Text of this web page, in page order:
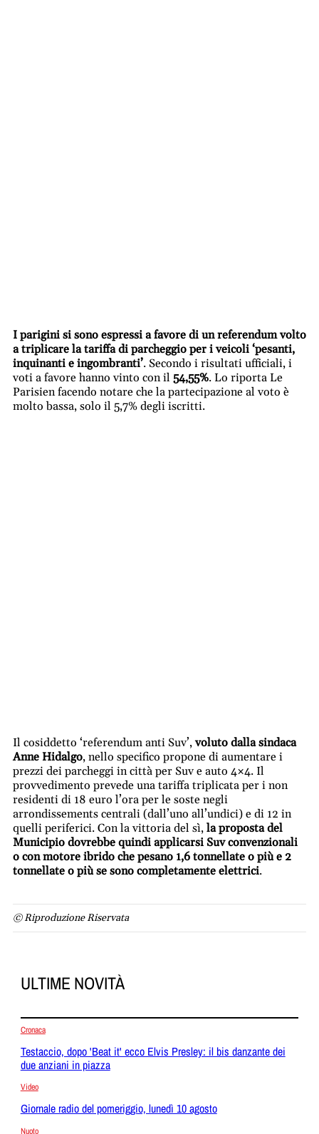
I parigini si sono espressi a favore di un referendum volto
a triplicare la tariffa di parcheggio per i veicoli ‘pesanti,
inquinanti e ingombranti’. Secondo i risultati ufficiali, i
voti a favore hanno vinto con il 54,55%. Lo riporta Le
Parisien facendo notare che la partecipazione al voto è
molto bassa, solo il 5,7% degli iscritti.
Il cosiddetto ‘referendum anti Suv’,voluto dalla sindaca
Anne Hidalgo, nello specifico propone di aumentare i
prezzi dei parcheggi in città per Suv e auto 4×4. Il
provvedimento prevede una tariffa triplicata per i non
residenti di 18 euro l’ora per le soste negli
arrondissements centrali (dall’uno all’undici) e di 12 in
quelli periferici. Con la vittoria del sì, la proposta del
Municipio dovrebbe quindi applicarsi Suv convenzionali
o con motore ibrido che pesano 1,6 tonnellate o più e 2
tonnellate o più se sono completamente elettrici.
© Riproduzione Riservata
ULTIME NOVITÀ
Cronaca
Testaccio, dopo 'Beat it' ecco Elvis Presley: il bis danzante dei
due anziani in piazza
Video
Giornale radio del pomeriggio, lunedì 10 agosto
Nuoto